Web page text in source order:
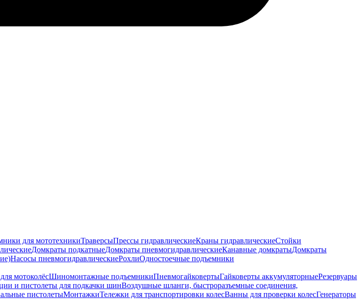
для мототехникиТраверсыПрессы гидравлическиеКраны гидравлическиеСтойки
Домкраты подкатныеДомкраты пневмогидравлическиеКанавные домкратыДомкраты
Насосы пневмогидравлическиеРохлиОдностоечные подъемники
мотоколёсШиномонтажные подъемникиПневмогайковертыГайковерты аккумуляторныеРезервуары
и пистолеты для подкачки шинВоздушные шланги, быстроразъемные соединения,
пистолетыМонтажкиТележки для транспортировки колесВанны для проверки колесГенераторы